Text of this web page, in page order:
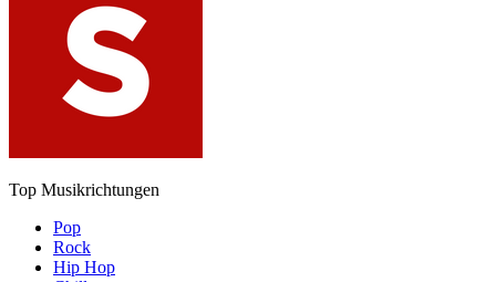
Top Musikrichtungen
Pop
Rock
Hip Hop